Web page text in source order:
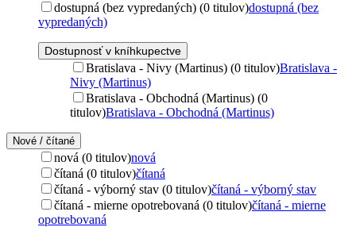
dostupná (bez vypredaných) (0 titulov)dostupná (bez
vypredaných)
Dostupnosť v kníhkupectve
Bratislava - Nivy (Martinus) (0 titulov)Bratislava -
Nivy (Martinus)
Bratislava - Obchodná (Martinus) (0
titulov)Bratislava - Obchodná (Martinus)
Nové / čítané
nová (0 titulov)nová
čítaná (0 titulov)čítaná
čítaná - výborný stav (0 titulov)čítaná - výborný stav
čítaná - mierne opotrebovaná (0 titulov)čítaná - mierne
opotrebovaná